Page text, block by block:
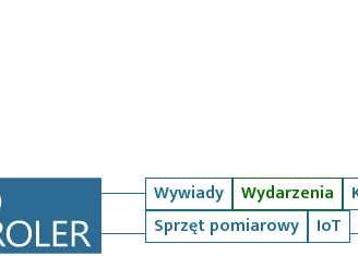
Wywiady Wydarzenia
Sprzęt pomiarowy
IoT